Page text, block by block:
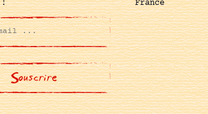
!
France